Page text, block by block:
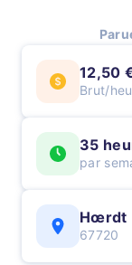
12,50
Brut/
35
par
Hœrdt
67720